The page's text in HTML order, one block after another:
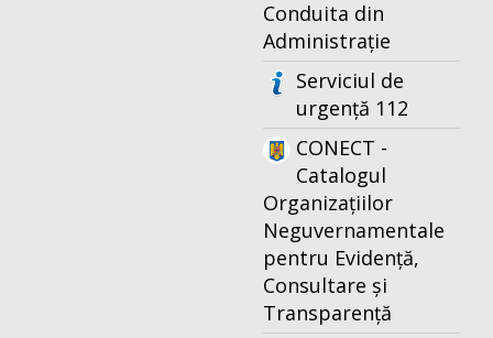
Conduita din
Administrație
Serviciul de
urgență 112
CONECT -
Catalogul
Organizațiilor
Neguvernamentale
pentru Evidență,
Consultare și
Transparență